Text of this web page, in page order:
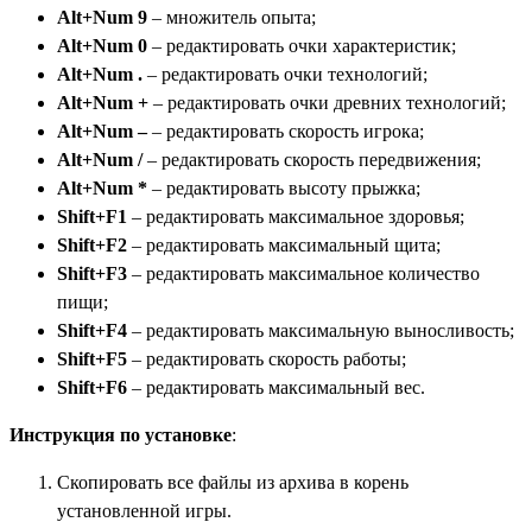
Alt+Num 9 – множитель опыта;
Alt+Num 0 – редактировать очки характеристик;
Alt+Num . – редактировать очки технологий;
Alt+Num + – редактировать очки древних технологий;
Alt+Num –– редактировать скорость игрока;
Alt+Num /– редактировать скорость передвижения;
Alt+Num * – редактировать высоту прыжка;
Shift+F1 – редактировать максимальное здоровья;
Shift+F2 – редактировать максимальный щита;
Shift+F3 – редактировать максимальное количество
пищи;
Shift+F4 – редактировать максимальную выносливость;
Shift+F5 – редактировать скорость работы;
Shift+F6 – редактировать максимальный вес.
Инструкция по установке:
Скопировать все файлы из архива в корень
установленной игры.